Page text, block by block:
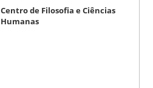
Centro de Filosofia e Ciências
Humanas